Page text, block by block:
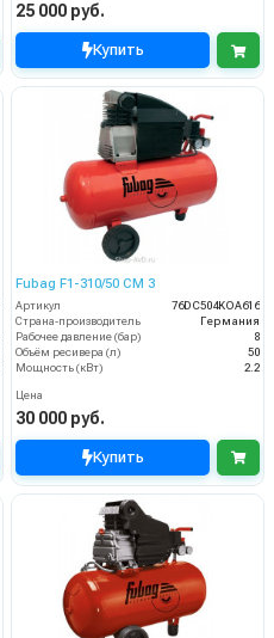
25 000 руб.
Купить
Fubag F1-310/50 CM 3
Артикул
76DC504KOA616
Страна-производитель
Германия
Рабочее давление (бар)
8
Объём ресивера (л)
50
Мощность (кВт)
2.2
Цена
30 000 руб.
Купить